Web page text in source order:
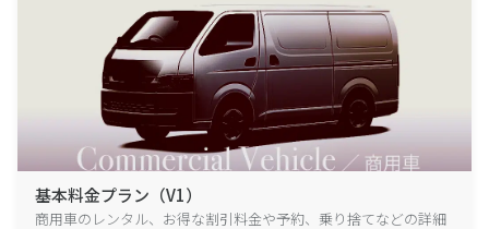
基本料金プラン（V1）
商用車のレンタル、お得な割引料金や予約、乗り捨てなどの詳細